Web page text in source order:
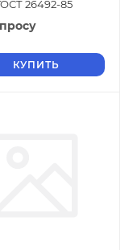
26492-85
КУПИТЬ